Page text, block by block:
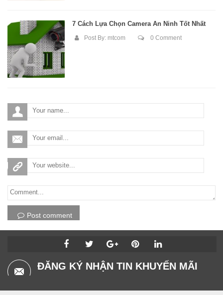
7 Cách Lựa Chọn Camera An Ninh Tốt Nhất
Post By: mtcom 0 Comment
Post comment
ĐĂNG KÝ NHẬN TIN KHUYẾN MÃI